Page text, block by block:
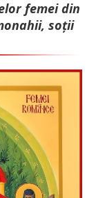
femei din
soții